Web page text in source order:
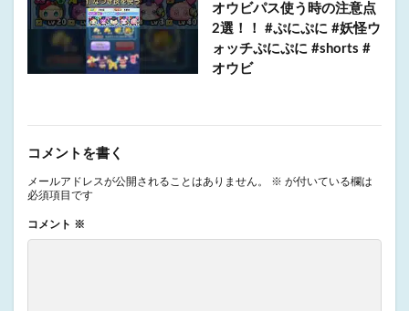
オウビパス使う時の注意点
2選！！ #ぷにぷに #妖怪ウ
ォッチぷにぷに #shorts #
オウビ
コメントを書く
メールアドレスが公開されることはありません。 ※ が付いている欄は
必須項目です
コメント ※